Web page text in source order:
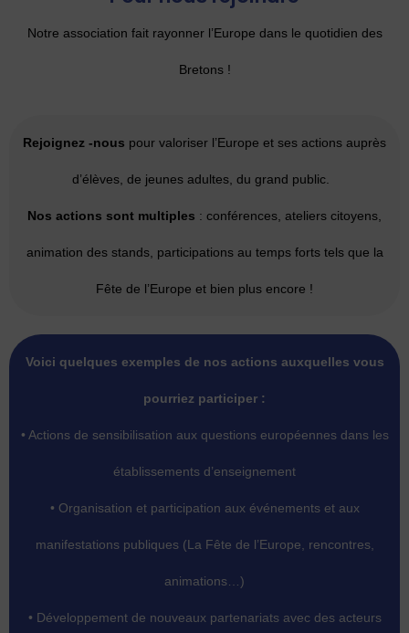
Notre association fait rayonner l’Europe dans le quotidien des
Bretons !
Rejoignez -nous pour valoriser l’Europe et ses actions auprès
d’élèves, de jeunes adultes, du grand public.
Nos actions sont multiples : conférences, ateliers citoyens,
animation des stands, participations au temps forts tels que la
Fête de l’Europe et bien plus encore !
Voici quelques exemples de nos actions auxquelles vous
pourriez participer :
• Actions de sensibilisation aux questions européennes dans les
établissements d’enseignement
• Organisation et participation aux événements et aux
manifestations publiques (La Fête de l’Europe, rencontres,
animations…)
• Développement de nouveaux partenariats avec des acteurs